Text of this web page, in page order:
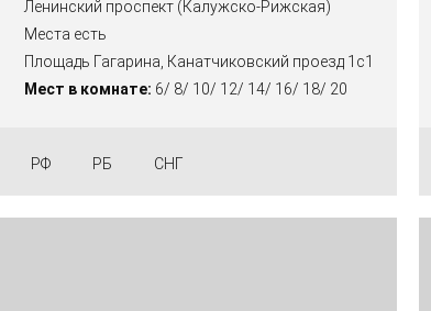
Ленинский проспект (Калужско-Рижская)
Места есть
Площадь Гагарина, Канатчиковский проезд 1с1
Мест в комнате: 6/ 8/ 10/ 12/ 14/ 16/ 18/ 20
РФ РБ СНГ